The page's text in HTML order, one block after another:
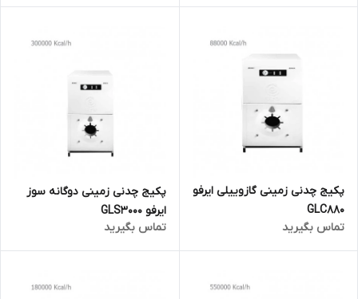
پکیج چدنی زمینی گازوییلی ایرفو
GLC880
تماس بگیرید
پکیج چدنی زمینی دوگانه سوز
ایرفو GLS3000
تماس بگیرید